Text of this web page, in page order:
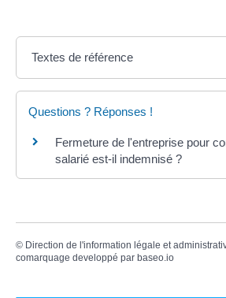
Textes de référence
Questions ? Réponses !
Fermeture de l'entreprise pour
salarié est-il indemnisé ?
© Direction de l'information légale et
comarquage developpé par baseo.io